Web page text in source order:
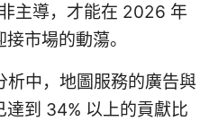
主導，才能在 2026 年
市場的動蕩。
中，地圖服務的廣告與
到 34% 以上的貢獻比